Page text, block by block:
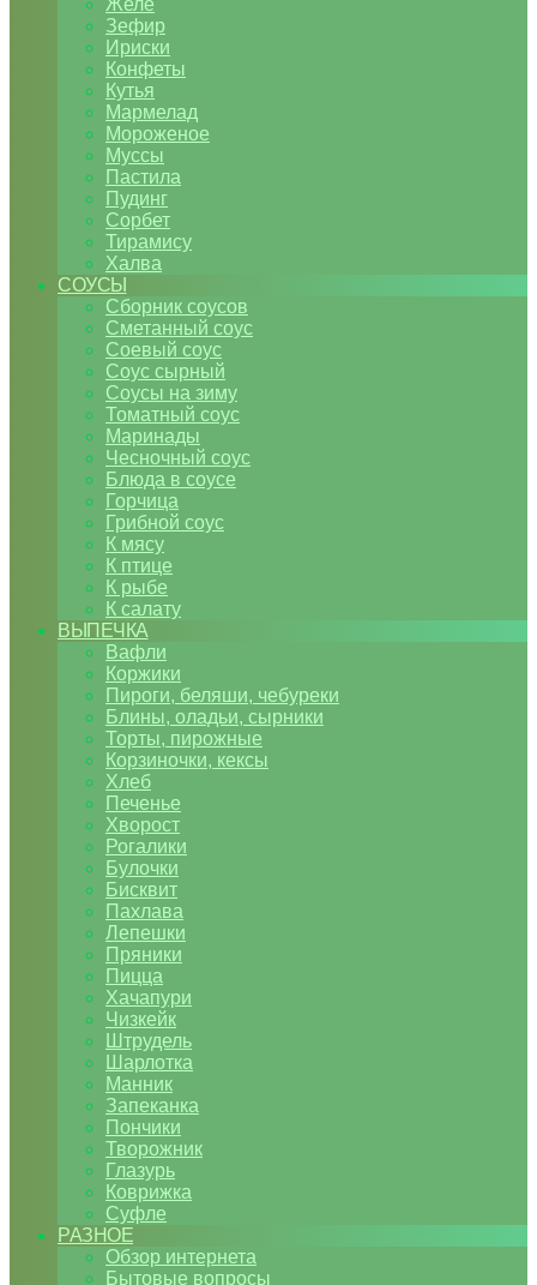
Желе
Зефир
Ириски
Конфеты
Кутья
Мармелад
Мороженое
Муссы
Пастила
Пудинг
Сорбет
Тирамису
Халва
СОУСЫ
Сборник соусов
Сметанный соус
Соевый соус
Соус сырный
Соусы на зиму
Томатный соус
Маринады
Чесночный соус
Блюда в соусе
Горчица
Грибной соус
К мясу
К птице
К рыбе
К салату
ВЫПЕЧКА
Вафли
Коржики
Пироги, беляши, чебуреки
Блины, оладьи, сырники
Торты, пирожные
Корзиночки, кексы
Хлеб
Печенье
Хворост
Рогалики
Булочки
Бисквит
Пахлава
Лепешки
Пряники
Пицца
Хачапури
Чизкейк
Штрудель
Шарлотка
Манник
Запеканка
Пончики
Творожник
Глазурь
Коврижка
Суфле
РАЗНОЕ
Обзор интернета
Бытовые вопросы